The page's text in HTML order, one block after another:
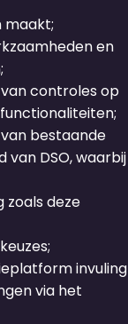
maakt;
en
controles op
bestaande
van DSO, waarbij
deze
invuling
via het